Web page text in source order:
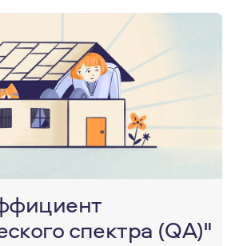
спектра (QA)"